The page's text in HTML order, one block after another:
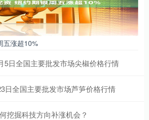
五涨超10%
5日全国主要批发市场尖椒价格行情
日全国主要批发市场芦笋价格行情
挖掘科技方向补涨机会？